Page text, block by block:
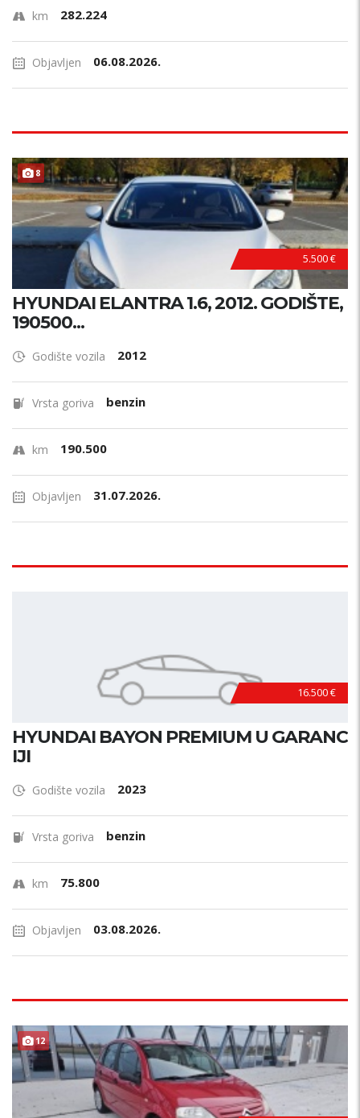
km 282.224
Objavljen 06.08.2026.
8
5.500 €
HYUNDAI ELANTRA 1.6, 2012. GODIŠTE,
190500...
Godište vozila 2012
Vrsta goriva benzin
km 190.500
Objavljen 31.07.2026.
16.500 €
HYUNDAI BAYON PREMIUM U GARANC
IJI
Godište vozila 2023
Vrsta goriva benzin
km 75.800
Objavljen 03.08.2026.
12